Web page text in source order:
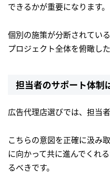
できるかが重要になります。
個別の施策が分断されてい
プロジェクト全体を俯瞰し
担当者のサポート体制
広告代理店選びでは、担当
こちらの意図を正確に汲み
に向かって共に進んでくれ
るべきです。